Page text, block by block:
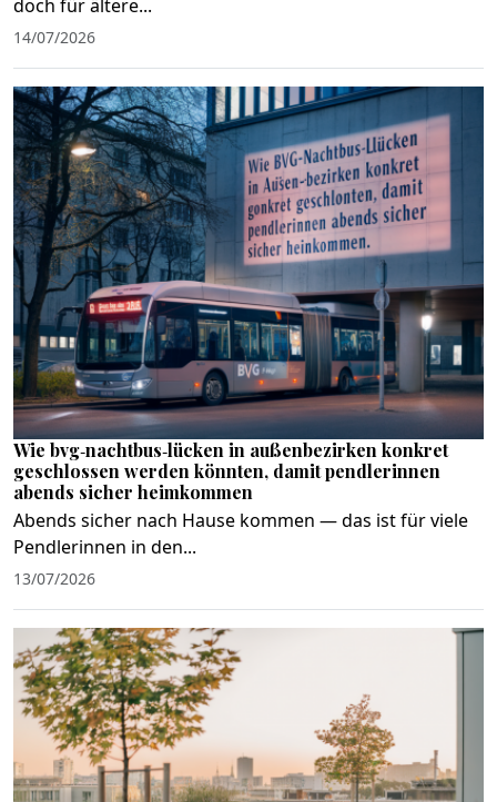
doch für ältere...
14/07/2026
Wie bvg‑nachtbus‑lücken in außenbezirken konkret
geschlossen werden könnten, damit pendlerinnen
abends sicher heimkommen
Abends sicher nach Hause kommen — das ist für viele
Pendlerinnen in den...
13/07/2026